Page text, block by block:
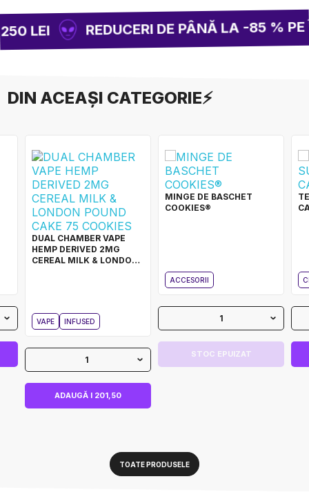
LEI REDUCERI DE PÂNĂ LA -85 % PE
DIN ACEAȘI CATEGORIE⚡
DUAL CHAMBER VAPE
HEMP DERIVED 2MG
CEREAL MILK & LONDON
VAPE INFUSED
1
ADAUGĂ I 201,50
MINGE DE BASCHET
COOKIES®
ACCESORII
1
STOC EPUIZAT
TOATE PRODUSELE